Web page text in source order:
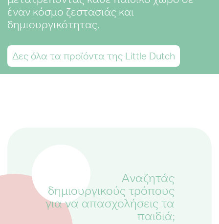
έναν κόσμο ζεστασιάς και
δημιουργικότητας.
Δες όλα τα προϊόντα της Little Dutch
Αναζητάς
δημιουργικούς τρόπους
για να απασχολήσεις τα
παιδιά;